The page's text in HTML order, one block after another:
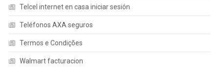
Telcel internet en casa iniciar sesión
Teléfonos AXA seguros
Termos e Condições
Walmart facturacion